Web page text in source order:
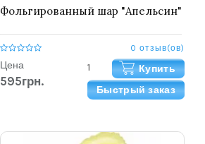
Фольгированный шар "Апельсин"
0 отзыв(ов)
Цена
595грн.
Купить
Быстрый заказ